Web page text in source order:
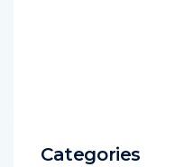
Categories